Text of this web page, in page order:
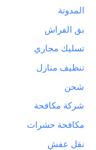
المدونة
بق الفراش
تسليك مجاري
تنظيف منازل
شحن
شركة مكافحة
مكافحة حشرات
نقل عفش